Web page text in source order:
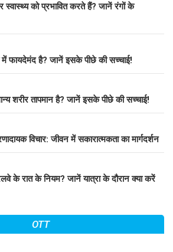
को प्रभावित करते हैं? जानें रंगों के
में फायदेमंद है? जानें इसके पीछे की सच्चाई!
शरीर तापमान है? जानें इसके पीछे की सच्चाई!
विचार: जीवन में सकारात्मकता का मार्गदर्शन
के रात के नियम? जानें यात्रा के दौरान क्या करें
OTT